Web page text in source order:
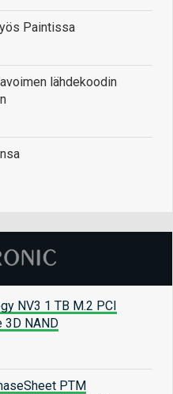
Paintissa
lähdekoodin
NV3 1 TB M.2 PCI
3D NAND
PTM